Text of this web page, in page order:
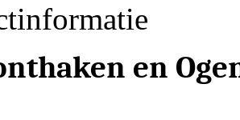
en